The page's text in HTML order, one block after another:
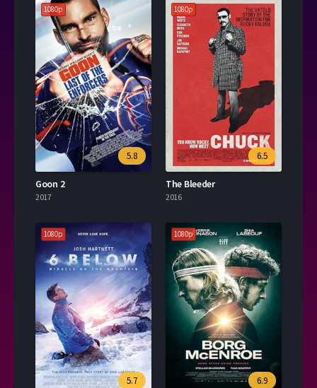
1080p
5.8
Goon 2
2017
1080p
6.5
The Bleeder
2016
1080p
5.7
1080p
6.9